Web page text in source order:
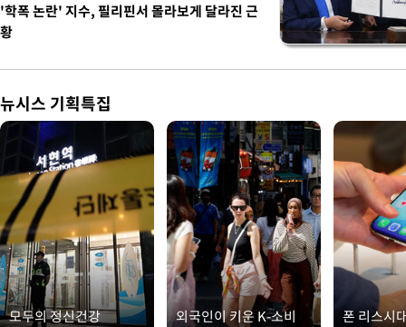
'학폭 논란' 지수, 필리핀서 몰라보게 달라진 근
황
뉴시스 기획특집
모두의 정신건강 외국인이 키운 K-소비 폰 리스시